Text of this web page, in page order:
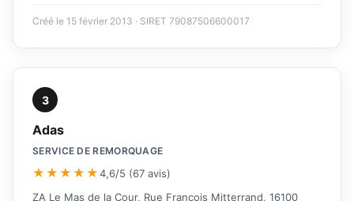
Créé le 15 février 2013 · SIRET 79087506600017
3
Adas
SERVICE DE REMORQUAGE
★★★★★4,6/5 (67 avis)
ZA Le Mas de la Cour, Rue François Mitterrand, 16100